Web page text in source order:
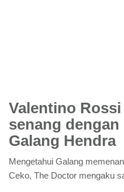
Valentino
senang
Galang Hendra
Mengetahui Galang
Ceko, The Doctor mengaku